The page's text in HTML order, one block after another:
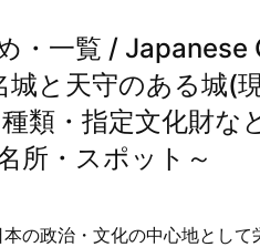
・一覧 / Japanese
と天守のある城(
類・指定文化財な
所・スポット～
の政治・文化の中心地とし